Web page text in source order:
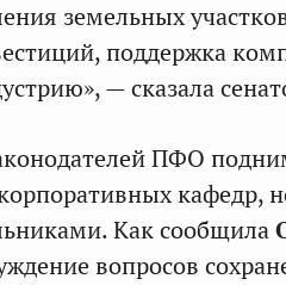
земельных
поддержка
— сказала
ПФО
кафедр,
Как сообщила
вопросов